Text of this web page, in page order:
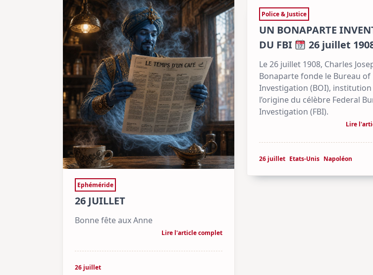
Ephéméride
26 JUILLET
Bonne fête aux Anne
Lire l'article complet
26 juillet
Police & Justice
UN BONAPARTE
DU FBI
26 juillet
Le 26 juillet 1908, Charles
Bonaparte fonde le Bureau of
Investigation (BOI), institution
l’origine du célèbre Federal
Investigation (FBI).
Lire
26 juillet Etats-Unis Napoléon